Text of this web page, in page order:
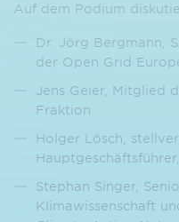
Auf dem Podium
Dr. Jörg Bergmann,
der Open Grid
Jens Geier, Mitglied
Fraktion
Holger Lösch,
Stephan Singer,
Klimawissenschaft